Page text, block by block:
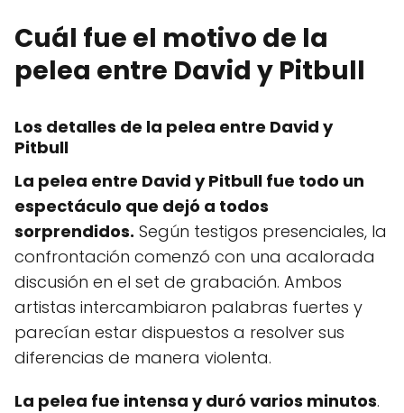
Cuál fue el motivo de la
pelea entre David y Pitbull
Los detalles de la pelea entre David y
Pitbull
La pelea entre David y Pitbull fue todo un
espectáculo que dejó a todos
sorprendidos. Según testigos presenciales, la
confrontación comenzó con una acalorada
discusión en el set de grabación. Ambos
artistas intercambiaron palabras fuertes y
parecían estar dispuestos a resolver sus
diferencias de manera violenta.
La pelea fue intensa y duró varios minutos.